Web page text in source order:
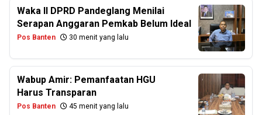
Waka II DPRD Pandeglang Menilai
Serapan Anggaran Pemkab Belum Ideal
Pos Banten 30 menit yang lalu
Wabup Amir: Pemanfaatan HGU
Harus Transparan
Pos Banten 45 menit yang lalu